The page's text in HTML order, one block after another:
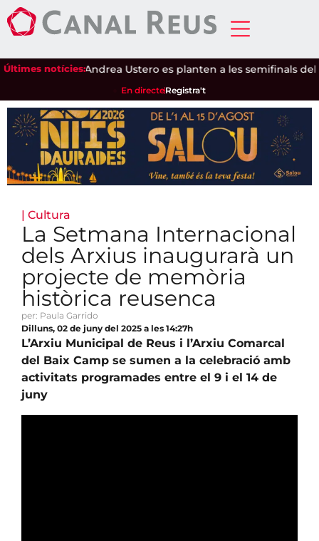
Últimes notícies:
Sánchez i Andrea Ustero es planten a les semifinals del P1
En directeRegistra't
| Cultura
La Setmana Internacional
dels Arxius inaugurarà un
projecte de memòria
històrica reusenca
per: Paula Garrido
Dilluns, 02 de juny del 2025 a les 14:27h
L’Arxiu Municipal de Reus i l’Arxiu Comarcal
del Baix Camp se sumen a la celebració amb
activitats programades entre el 9 i el 14 de
juny